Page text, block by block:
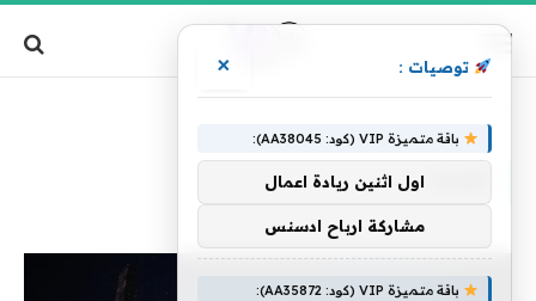
توصيات : ×
باقة متميزة VIP (كود: AA38045):
اول اثنين ريادة اعمال
مشاركة ارباح ادسنس
باقة متميزة VIP (كود: AA35872):